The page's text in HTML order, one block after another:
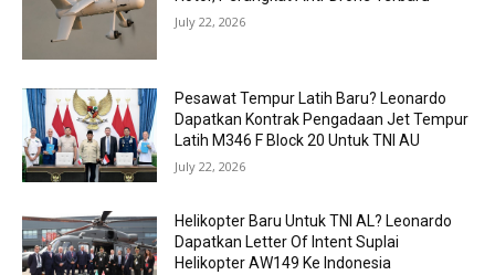
July 22, 2026
Pesawat Tempur Latih Baru? Leonardo
Dapatkan Kontrak Pengadaan Jet Tempur
Latih M346 F Block 20 Untuk TNI AU
July 22, 2026
Helikopter Baru Untuk TNI AL? Leonardo
Dapatkan Letter Of Intent Suplai
Helikopter AW149 Ke Indonesia